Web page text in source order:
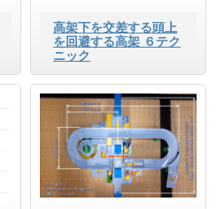
高架下を交差する頭上
を回避する高架 ６テク
ニック